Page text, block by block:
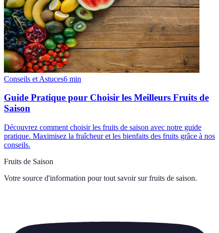
Conseils et Astuces6 min
Guide Pratique pour Choisir les Meilleurs Fruits de
Saison
Découvrez comment choisir les fruits de saison avec notre guide
pratique. Maximisez la fraîcheur et les bienfaits des fruits grâce à nos
conseils.
Fruits de Saison
Votre source d'information pour tout savoir sur fruits de saison.